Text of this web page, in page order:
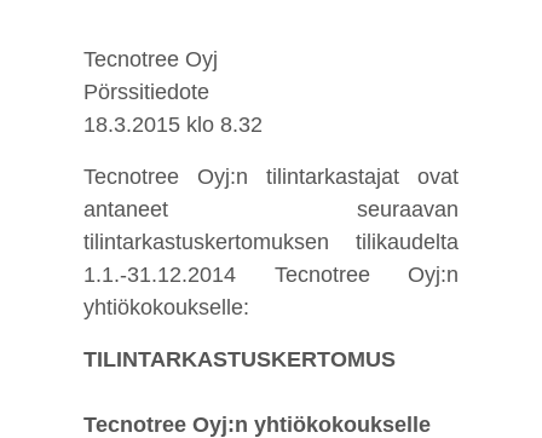
Tecnotree Oyj
Pörssitiedote
18.3.2015 klo 8.32
Tecnotree Oyj:n tilintarkastajat ovat
antaneet seuraavan
tilintarkastuskertomuksen tilikaudelta
1.1.-31.12.2014 Tecnotree Oyj:n
yhtiökokoukselle:
TILINTARKASTUSKERTOMUS
Tecnotree Oyj:n yhtiökokoukselle